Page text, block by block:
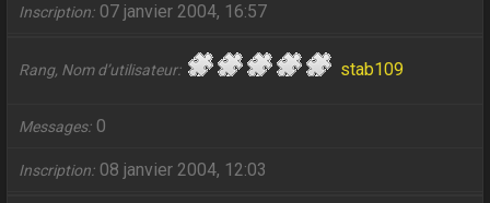
Inscription 07 janvier 2004, 16:57
Rang, Nom d’utilisateur stab109
Messages 0
Inscription 08 janvier 2004, 12:03